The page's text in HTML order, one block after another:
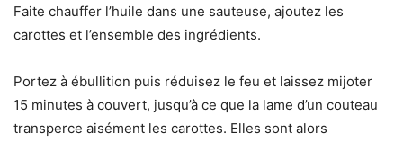
Faite chauffer l’huile dans une sauteuse, ajoutez les
carottes et l’ensemble des ingrédients.
Portez à ébullition puis réduisez le feu et laissez mijoter
15 minutes à couvert, jusqu’à ce que la lame d’un couteau
transperce aisément les carottes. Elles sont alors